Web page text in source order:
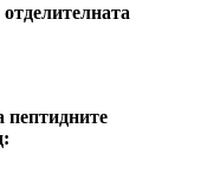
пептидните